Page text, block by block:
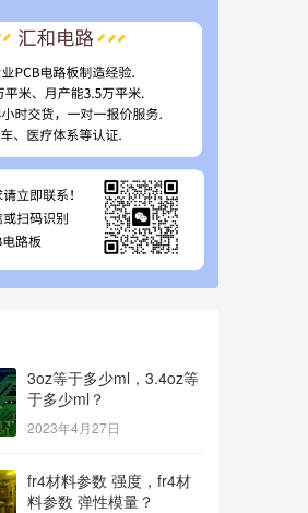
3oz等于多少ml，3.4oz等
于多少ml？
2023年4月27日
fr4材料参数 强度，fr4材
料参数 弹性模量？